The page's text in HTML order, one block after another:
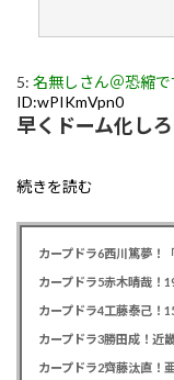
5: 名無しさん＠恐縮で
ID:wPIKmVpn0
早くドーム化し
続きを読む
カープドラ4工藤泰己！
カープドラ2齊藤汰直！